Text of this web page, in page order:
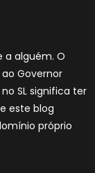
a alguém. O
Governor
SL significa ter
este blog
próprio